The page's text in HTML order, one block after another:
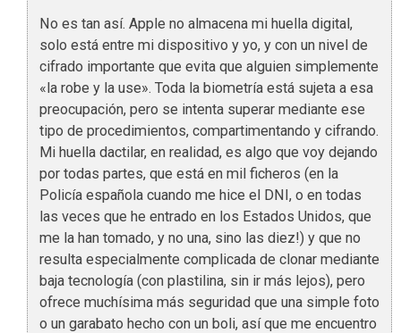
No es tan así. Apple no almacena mi huella digital,
solo está entre mi dispositivo y yo, y con un nivel de
cifrado importante que evita que alguien simplemente
«la robe y la use». Toda la biometría está sujeta a esa
preocupación, pero se intenta superar mediante ese
tipo de procedimientos, compartimentando y cifrando.
Mi huella dactilar, en realidad, es algo que voy dejando
por todas partes, que está en mil ficheros (en la
Policía española cuando me hice el DNI, o en todas
las veces que he entrado en los Estados Unidos, que
me la han tomado, y no una, sino las diez!) y que no
resulta especialmente complicada de clonar mediante
baja tecnología (con plastilina, sin ir más lejos), pero
ofrece muchísima más seguridad que una simple foto
o un garabato hecho con un boli, así que me encuentro